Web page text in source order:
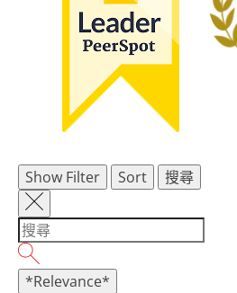
Show Filter Sort 搜尋
*Relevance*